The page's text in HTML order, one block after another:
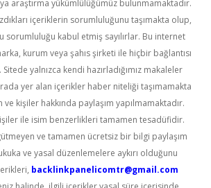
araştırma yükümlülüğümüz bulunmamaktadır.
içeriklerin sorumluluğunu taşımakta olup,
sorumluluğu kabul etmiş sayılırlar. Bu internet
kurum veya şahıs şirketi ile hiçbir bağlantısı
yalnızca kendi hazırladığımız makaleler
yer alan içerikler haber niteliği taşımamakta
kişiler hakkında paylaşım yapılmamaktadır.
ile isim benzerlikleri tamamen tesadüfidir.
ve tamamen ücretsiz bir bilgi paylaşım
ve yasal düzenlemelere aykırı olduğunu
backlinkpanelicomtr@gmail.com